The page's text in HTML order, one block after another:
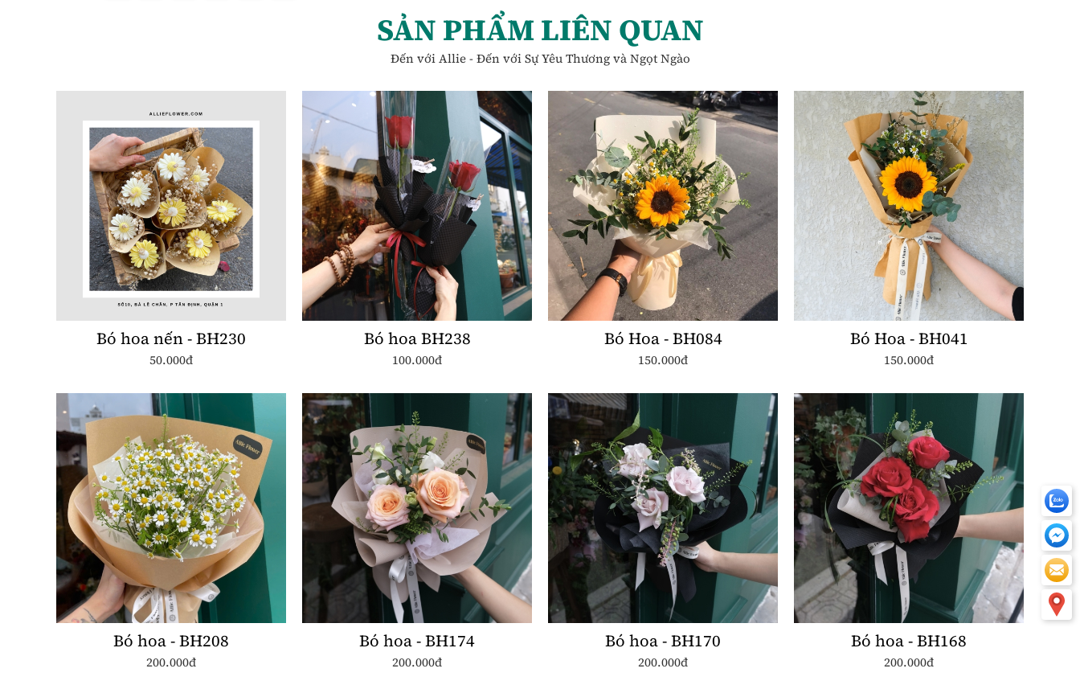
SẢN PHẨM LIÊN QUAN
Đến với Allie - Đến với Sự Yêu Thương và Ngọt Ngào
Bó hoa nến - BH230
50.000đ
Bó hoa BH238
100.000đ
Bó Hoa - BH084
150.000đ
Bó Hoa - BH041
150.000đ
Bó hoa - BH208
200.000đ
Bó hoa - BH174
200.000đ
Bó hoa - BH170
200.000đ
Bó hoa - BH168
200.000đ